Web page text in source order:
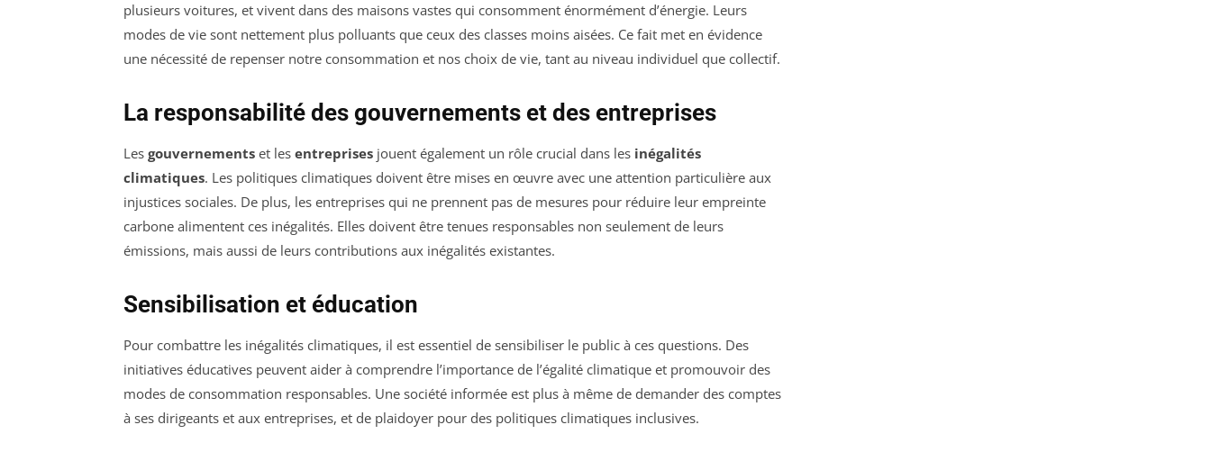
plusieurs voitures, et vivent dans des maisons vastes qui consomment énormément d’énergie. Leurs
modes de vie sont nettement plus polluants que ceux des classes moins aisées. Ce fait met en évidence
une nécessité de repenser notre consommation et nos choix de vie, tant au niveau individuel que collectif.
La responsabilité des gouvernements et des entreprises
Les gouvernements et les entreprises jouent également un rôle crucial dans les inégalités
climatiques. Les politiques climatiques doivent être mises en œuvre avec une attention particulière aux
injustices sociales. De plus, les entreprises qui ne prennent pas de mesures pour réduire leur empreinte
carbone alimentent ces inégalités. Elles doivent être tenues responsables non seulement de leurs
émissions, mais aussi de leurs contributions aux inégalités existantes.
Sensibilisation et éducation
Pour combattre les inégalités climatiques, il est essentiel de sensibiliser le public à ces questions. Des
initiatives éducatives peuvent aider à comprendre l’importance de l’égalité climatique et promouvoir des
modes de consommation responsables. Une société informée est plus à même de demander des comptes
à ses dirigeants et aux entreprises, et de plaidoyer pour des politiques climatiques inclusives.